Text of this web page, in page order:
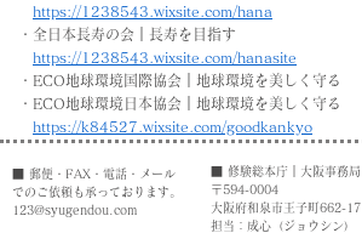
https://1238543.wixsite.com/hana
・全日本長寿の会｜長寿を目指す
https://1238543.wixsite.com/hanasite
​・ECO地球環境国際協会｜地球環境を美しく守る
・ECO地球環境日本協会｜地球環境を美しく守る
https://k84527.wixsite.com/goodkankyo
■ 郵便・FAX・電話・メール
でのご依頼も承っております。
123@syugendou.com
​■ 修験総本庁｜大阪事務局
〒594-0004
大阪府和泉市王子町662-17
担当：成心（ジョウシン）